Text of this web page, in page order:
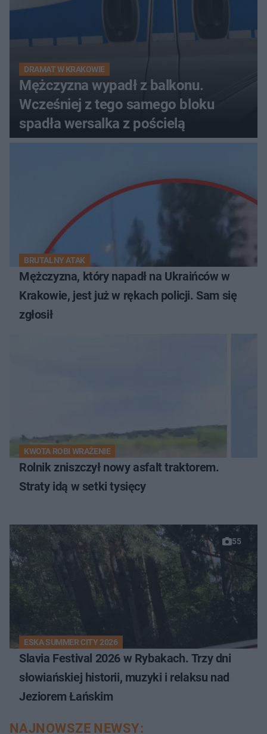
DRAMAT W KRAKOWIE
Mężczyzna wypadł z balkonu.
Wcześniej z tego samego bloku
spadła wersalka z pościelą
BRUTALNY ATAK
Mężczyzna, który napadł na Ukraińców w
Krakowie, jest już w rękach policji. Sam się
zgłosił
KWOTA ROBI WRAŻENIE
Rolnik zniszczył nowy asfalt traktorem.
Straty idą w setki tysięcy
55
ESKA SUMMER CITY 2026
Slavia Festival 2026 w Rybakach. Trzy dni
słowiańskiej historii, muzyki i relaksu nad
Jeziorem Łańskim
NAJNOWSZE NEWSY: